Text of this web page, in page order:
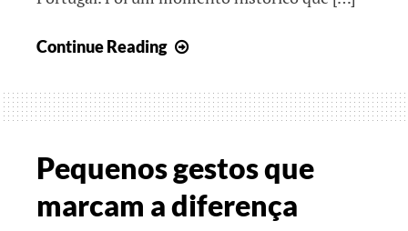
Continue Reading
final…
Pequenos gestos que
marcam a diferença